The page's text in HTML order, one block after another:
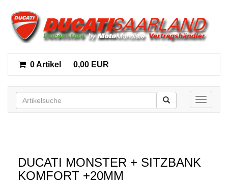
0 Artikel 0,00 EUR
Toggle
DUCATI MONSTER + SITZBANK
KOMFORT +20MM